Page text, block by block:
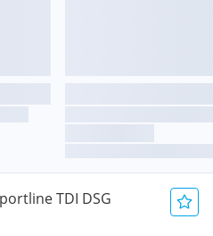
TDI DSG